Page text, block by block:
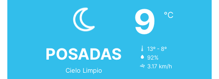
POSADAS
Cielo Limpio
9 ℃
13º - 8º
92%
3.17 km/h